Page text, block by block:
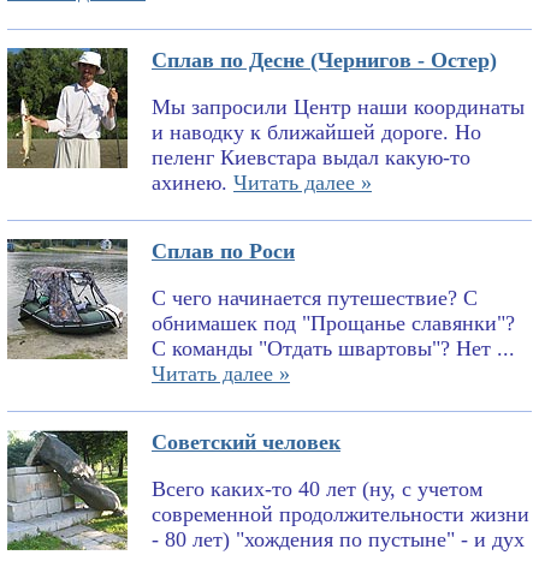
Сплав по Десне (Чернигов - Остер)
Мы запросили Центр наши координаты
и наводку к ближайшей дороге. Но
пеленг Киевстара выдал какую-то
ахинею. Читать далее »
Сплав по Роси
С чего начинается путешествие? С
обнимашек под "Прощанье славянки"?
С команды "Отдать швартовы"? Нет ...
Читать далее »
Советский человек
Всего каких-то 40 лет (ну, с учетом
современной продолжительности жизни
- 80 лет) "хождения по пустыне" - и дух